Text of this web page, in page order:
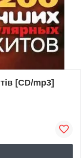
[CD/mp3]